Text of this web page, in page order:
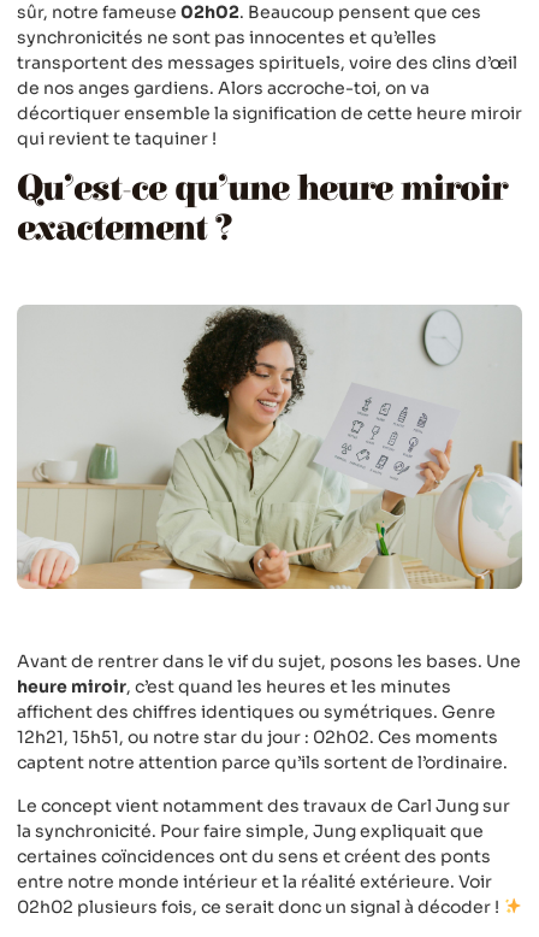
sûr, notre fameuse 02h02. Beaucoup pensent que ces
synchronicités ne sont pas innocentes et qu’elles
transportent des messages spirituels, voire des clins d’œil
de nos anges gardiens. Alors accroche-toi, on va
décortiquer ensemble la signification de cette heure miroir
qui revient te taquiner !
Qu’est-ce qu’une heure miroir
exactement ?
Avant de rentrer dans le vif du sujet, posons les bases. Une
heure miroir, c’est quand les heures et les minutes
affichent des chiffres identiques ou symétriques. Genre
12h21, 15h51, ou notre star du jour : 02h02. Ces moments
captent notre attention parce qu’ils sortent de l’ordinaire.
Le concept vient notamment des travaux de Carl Jung sur
la synchronicité. Pour faire simple, Jung expliquait que
certaines coïncidences ont du sens et créent des ponts
entre notre monde intérieur et la réalité extérieure. Voir
02h02 plusieurs fois, ce serait donc un signal à décoder !